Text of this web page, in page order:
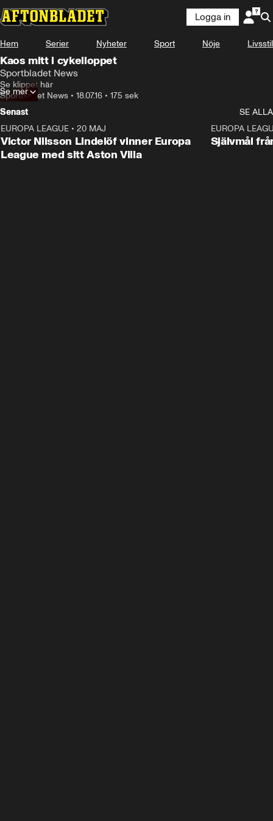
Logga in
Hem Serier Nyheter Sport Nöje Livsstil
Kaos mitt i cykelloppet
Sportbladet News
Se klippet här
Sportbladet News • 18.07.16 • 175 sek
Se mer
Senast
SE ALLA
EUROPA LEAGUE • 20 MAJ
Victor Nilsson Lindelöf vinner Europa
League med sitt Aston Villa
EUROPA
Självmål